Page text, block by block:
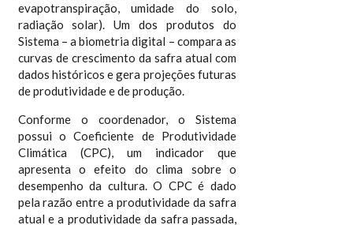
evapotranspiração, umidade do solo,
radiação solar). Um dos produtos do
Sistema – a biometria digital – compara as
curvas de crescimento da safra atual com
dados históricos e gera projeções futuras
de produtividade e de produção.
Conforme o coordenador, o Sistema
possui o Coeficiente de Produtividade
Climática (CPC), um indicador que
apresenta o efeito do clima sobre o
desempenho da cultura. O CPC é dado
pela razão entre a produtividade da safra
atual e a produtividade da safra passada,